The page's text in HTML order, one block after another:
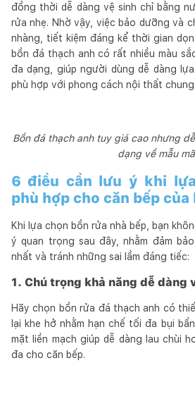
đồng thời dễ dàng vệ sinh chỉ bằng
rửa nhẹ. Nhờ vậy, việc bảo dưỡng và
nhàng, tiết kiệm đáng kể thời gian dọn
bồn đá thạch anh có rất nhiều màu
đa dạng, giúp người dùng dễ dàng
phù hợp với phong cách nội thất chung
Bồn đá thạch anh tuy giá cao nhưng
dạng về mẫu
6 điều cần lưu ý khi
phù hợp cho căn bếp của
Khi lựa chọn bồn rửa nhà bếp, bạn
ý quan trọng sau đây, nhằm đảm
nhất và tránh những sai lầm đáng tiếc:
1. Chú trọng khả năng dễ dàng
Hãy chọn bồn rửa đá thạch anh có
lại khe hở nhằm hạn chế tối đa bụi
mặt liền mạch giúp dễ dàng lau chùi
đa cho căn bếp.